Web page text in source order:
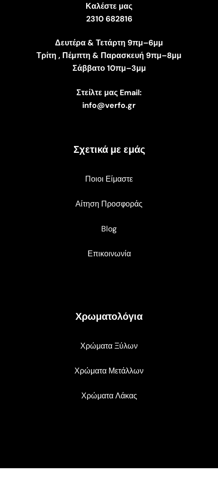
Καλέστε μας
2310 682816
Δευτέρα & Τετάρτη 9πμ–6μμ
Τρίτη , Πέμπτη & Παρασκευή 9πμ–8μμ
Σάββατο 10πμ–3μμ
Στείλτε μας Email:
info@verfo.gr
Σχετικά με εμάς
Ποιοι Είμαστε
Αίτηση Προσφοράς
Blog
Επικοινωνία
Χρωματολόγια
Χρώματα Ξύλων
Χρώματα Μετάλλων
Χρώματα Λάκας